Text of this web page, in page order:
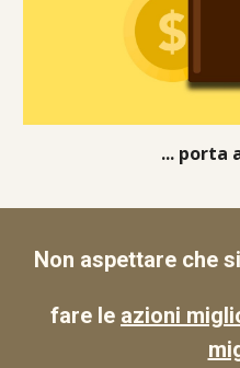
... porta
Non aspettare che
fare le azioni